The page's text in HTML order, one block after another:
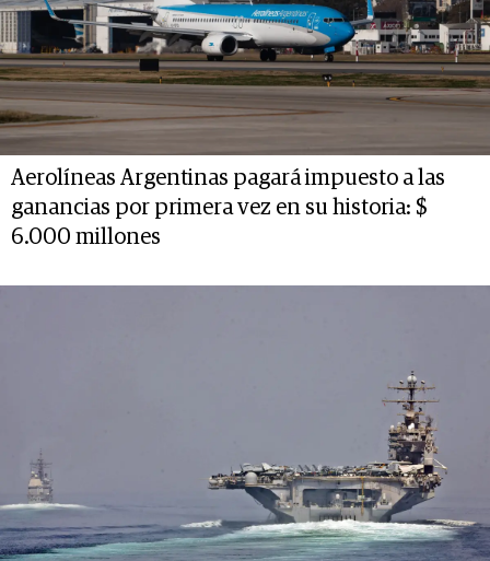
Aerolíneas Argentinas pagará impuesto a las
ganancias por primera vez en su historia: $
6.000 millones